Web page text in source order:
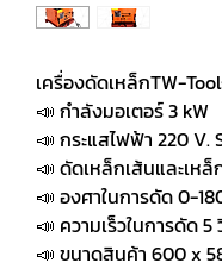
เครื่องดัดเหล็กTW-
📣 กำลังมอเตอร์ 3 kW
📣 กระแสไฟฟ้า 220 V.
📣 ดัดเหล็กเส้นและเห
📣 องศาในการดัด 0-
📣 ความเร็วในการดัด 5
📣 ขนาดสินค้า 600 x